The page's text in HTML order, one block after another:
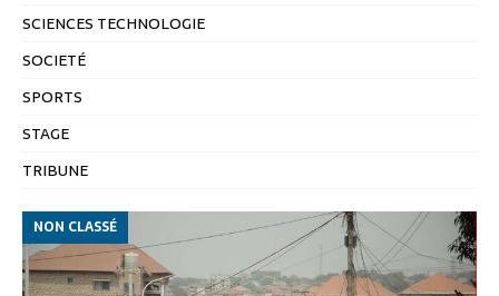
SCIENCES TECHNOLOGIE
SOCIETÉ
SPORTS
STAGE
TRIBUNE
NON CLASSÉ